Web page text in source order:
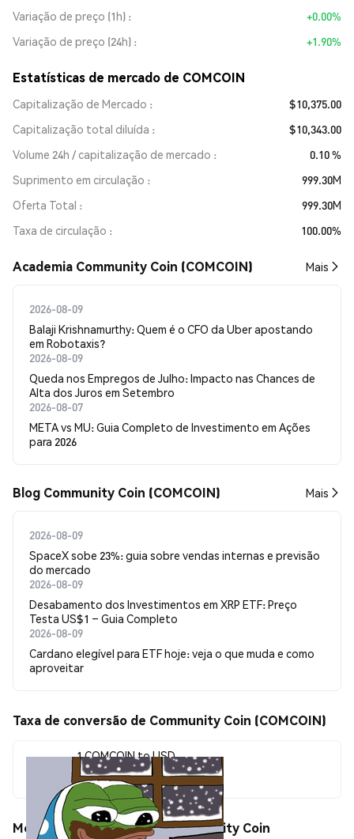
Variação de preço (1h)
+0.00%
Variação de preço (24h)
+1.90%
Estatísticas de mercado de COMCOIN
Capitalização de Mercado
$10,375.00
Capitalização total diluída
$10,343.00
Volume 24h / capitalização de mercado
0.10 %
Suprimento em circulação
999.30M
Oferta Total
999.30M
Taxa de circulação
100.00%
Academia Community Coin (COMCOIN) Mais
2026-08-09
Balaji Krishnamurthy: Quem é o CFO da Uber apostando
em Robotaxis?
2026-08-09
Queda nos Empregos de Julho: Impacto nas Chances de
Alta dos Juros em Setembro
2026-08-07
META vs MU: Guia Completo de Investimento em Ações
para 2026
Blog Community Coin (COMCOIN) Mais
2026-08-09
SpaceX sobe 23%: guia sobre vendas internas e previsão
do mercado
2026-08-09
Desabamento dos Investimentos em XRP ETF: Preço
Testa US$1 – Guia Completo
2026-08-09
Cardano elegível para ETF hoje: veja o que muda e como
aproveitar
Taxa de conversão de Community Coin (COMCOIN)
1 COMCOIN to USD
$0.00001038
Movimentos de preço de Community Coin